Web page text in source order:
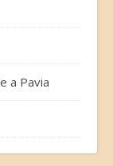
a Pavia